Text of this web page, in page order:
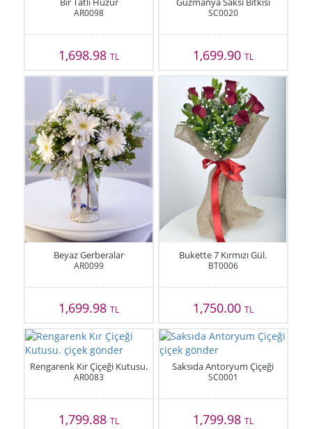
AR0098
1,698.98TL
SC0020
1,699.90 TL
Beyaz Gerberalar
AR0099
1,699.98TL
Bukette 7 Kırmızı Gül.
BT0006
1,750.00 TL
Rengarenk Kır Çiçeği Kutusu.
AR0083
1,799.88TL
Saksıda Antoryum Çiçeği
SC0001
1,799.98 TL